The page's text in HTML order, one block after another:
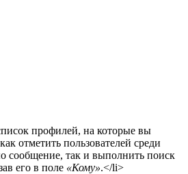
профилей, на которые вы
отметить пользователей среди
сообщение, так и выполнить поиск
его в поле «Кому».</li>